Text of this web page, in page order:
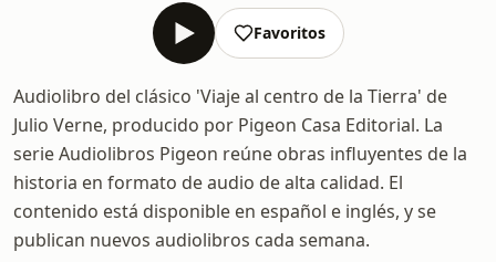
Favoritos
Audiolibro del clásico 'Viaje al centro de la Tierra' de
Julio Verne, producido por Pigeon Casa Editorial. La
serie Audiolibros Pigeon reúne obras influyentes de la
historia en formato de audio de alta calidad. El
contenido está disponible en español e inglés, y se
publican nuevos audiolibros cada semana.